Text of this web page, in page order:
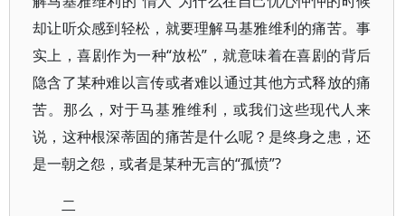
却让听众感到轻松，就要理解马基雅维利的痛苦。事
实上，喜剧作为一种“放松”，就意味着在喜剧的背后
隐含了某种难以言传或者难以通过其他方式释放的痛
苦。那么，对于马基雅维利，或我们这些现代人来
说，这种根深蒂固的痛苦是什么呢？是终身之患，还
是一朝之怨，或者是某种无言的“孤愤”?
二